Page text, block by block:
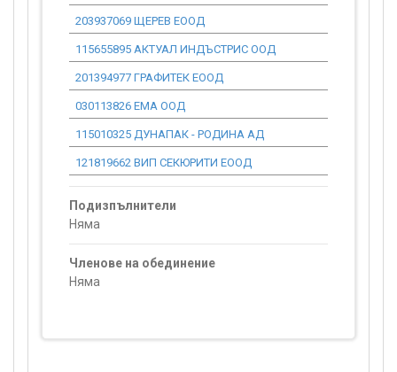
203937069 ЩЕРЕВ ЕООД
115655895 АКТУАЛ ИНДЪСТРИС ООД
201394977 ГРАФИТЕК ЕООД
030113826 ЕМА ООД
115010325 ДУНАПАК - РОДИНА АД
121819662 ВИП СЕКЮРИТИ ЕООД
Подизпълнители
Няма
Членове на обединение
Няма